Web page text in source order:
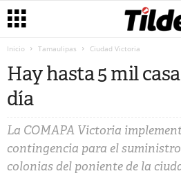
Inicio Tamaulipas Ciudad Victoria
Hay hasta 5 mil
día
La COMAPA Victoria
contingencia para el
colonias del poniente de la